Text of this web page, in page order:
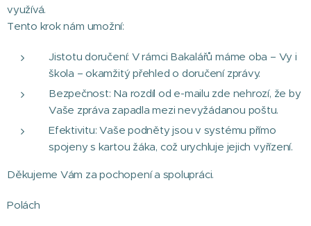
využívá.
Tento krok nám umožní:
Jistotu doručení: V rámci Bakalářů máme oba – Vy i
škola – okamžitý přehled o doručení zprávy.
Bezpečnost: Na rozdíl od e-mailu zde nehrozí, že by
Vaše zpráva zapadla mezi nevyžádanou poštu.
Efektivitu: Vaše podněty jsou v systému přímo
spojeny s kartou žáka, což urychluje jejich vyřízení.​
Děkujeme Vám za pochopení a spolupráci.
Polách